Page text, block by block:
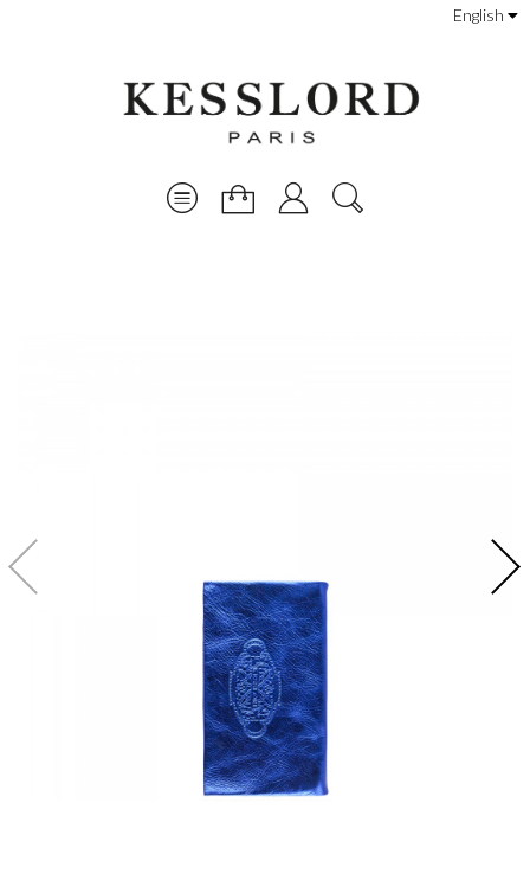
English